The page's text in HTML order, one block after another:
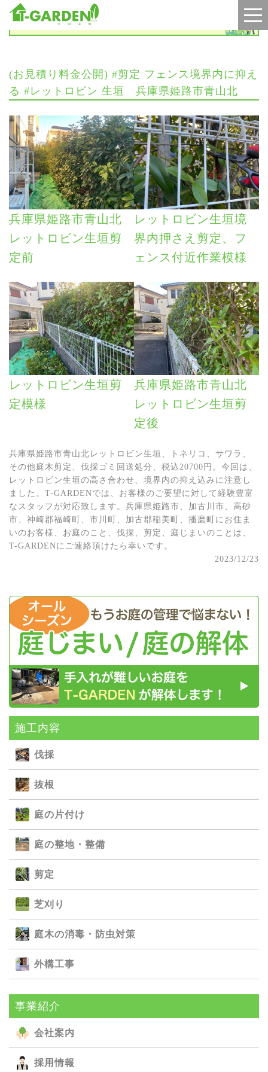
施工実績
施⼯内容
伐採
抜根
庭の⽚付け
庭の整地・整備
剪定
芝刈り
庭⽊の消毒・防⾍対策
外構⼯事
事業紹介
会社案内
採用情報
(お見積り料金公開) #剪定 フェンス境界内に抑え
る #レットロビン 生垣 兵庫県姫路市青山北
兵庫県姫路市青山北
レットロビン生垣剪
定前
レットロビン生垣境
界内押さえ剪定、フ
ェンス付近作業模様
レットロビン生垣剪
定模様
兵庫県姫路市青山北
レットロビン生垣剪
定後
兵庫県姫路市青山北レットロビン生垣、トネリコ、サワラ、
その他庭木剪定、伐採ゴミ回送処分、税込20700円。今回は、
レットロビン生垣の高さ合わせ、境界内の抑え込みに注意し
ました。T-GARDENでは、お客様のご要望に対して経験豊富
なスタッフが対応致します。兵庫県姫路市、加古川市、高砂
市、神崎郡福崎町、市川町、加古郡稲美町、播磨町にお住ま
いのお客様、お庭のこと、伐採、剪定、庭じまいのことは、
T-GARDENにご連絡頂けたら幸いです。
2023/12/23